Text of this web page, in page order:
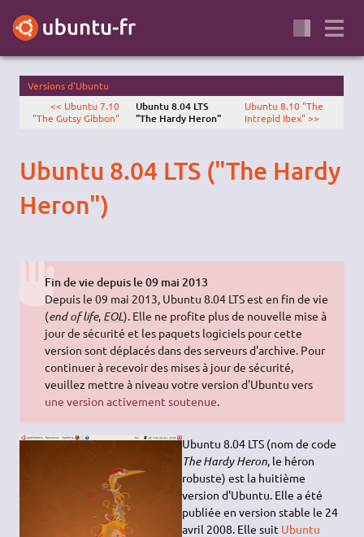
Versions d'Ubuntu
<< Ubuntu 7.10
"The Gutsy Gibbon"
Ubuntu 8.04 LTS
"The Hardy Heron"
Ubuntu 8.10 "The
Intrepid Ibex" >>
Ubuntu 8.04 LTS ("The Hardy
Heron")
Fin de vie depuis le 09 mai 2013
Depuis le 09 mai 2013, Ubuntu 8.04 LTS est en fin de vie
(end of life, EOL). Elle ne profite plus de nouvelle mise à
jour de sécurité et les paquets logiciels pour cette
version sont déplacés dans des serveurs d'archive. Pour
continuer à recevoir des mises à jour de sécurité,
veuillez mettre à niveau votre version d'Ubuntu vers
une version activement soutenue.
Ubuntu 8.04 LTS (nom de code
The Hardy Heron, le héron
robuste) est la huitième
version d'Ubuntu. Elle a été
publiée en version stable le 24
avril 2008. Elle suit Ubuntu